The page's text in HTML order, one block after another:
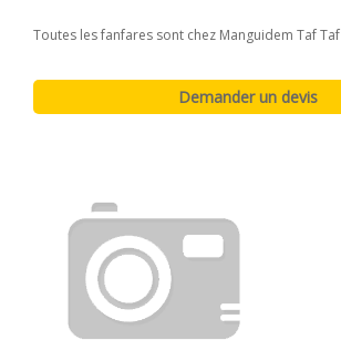
Toutes les fanfares sont chez Manguidem Taf Taf